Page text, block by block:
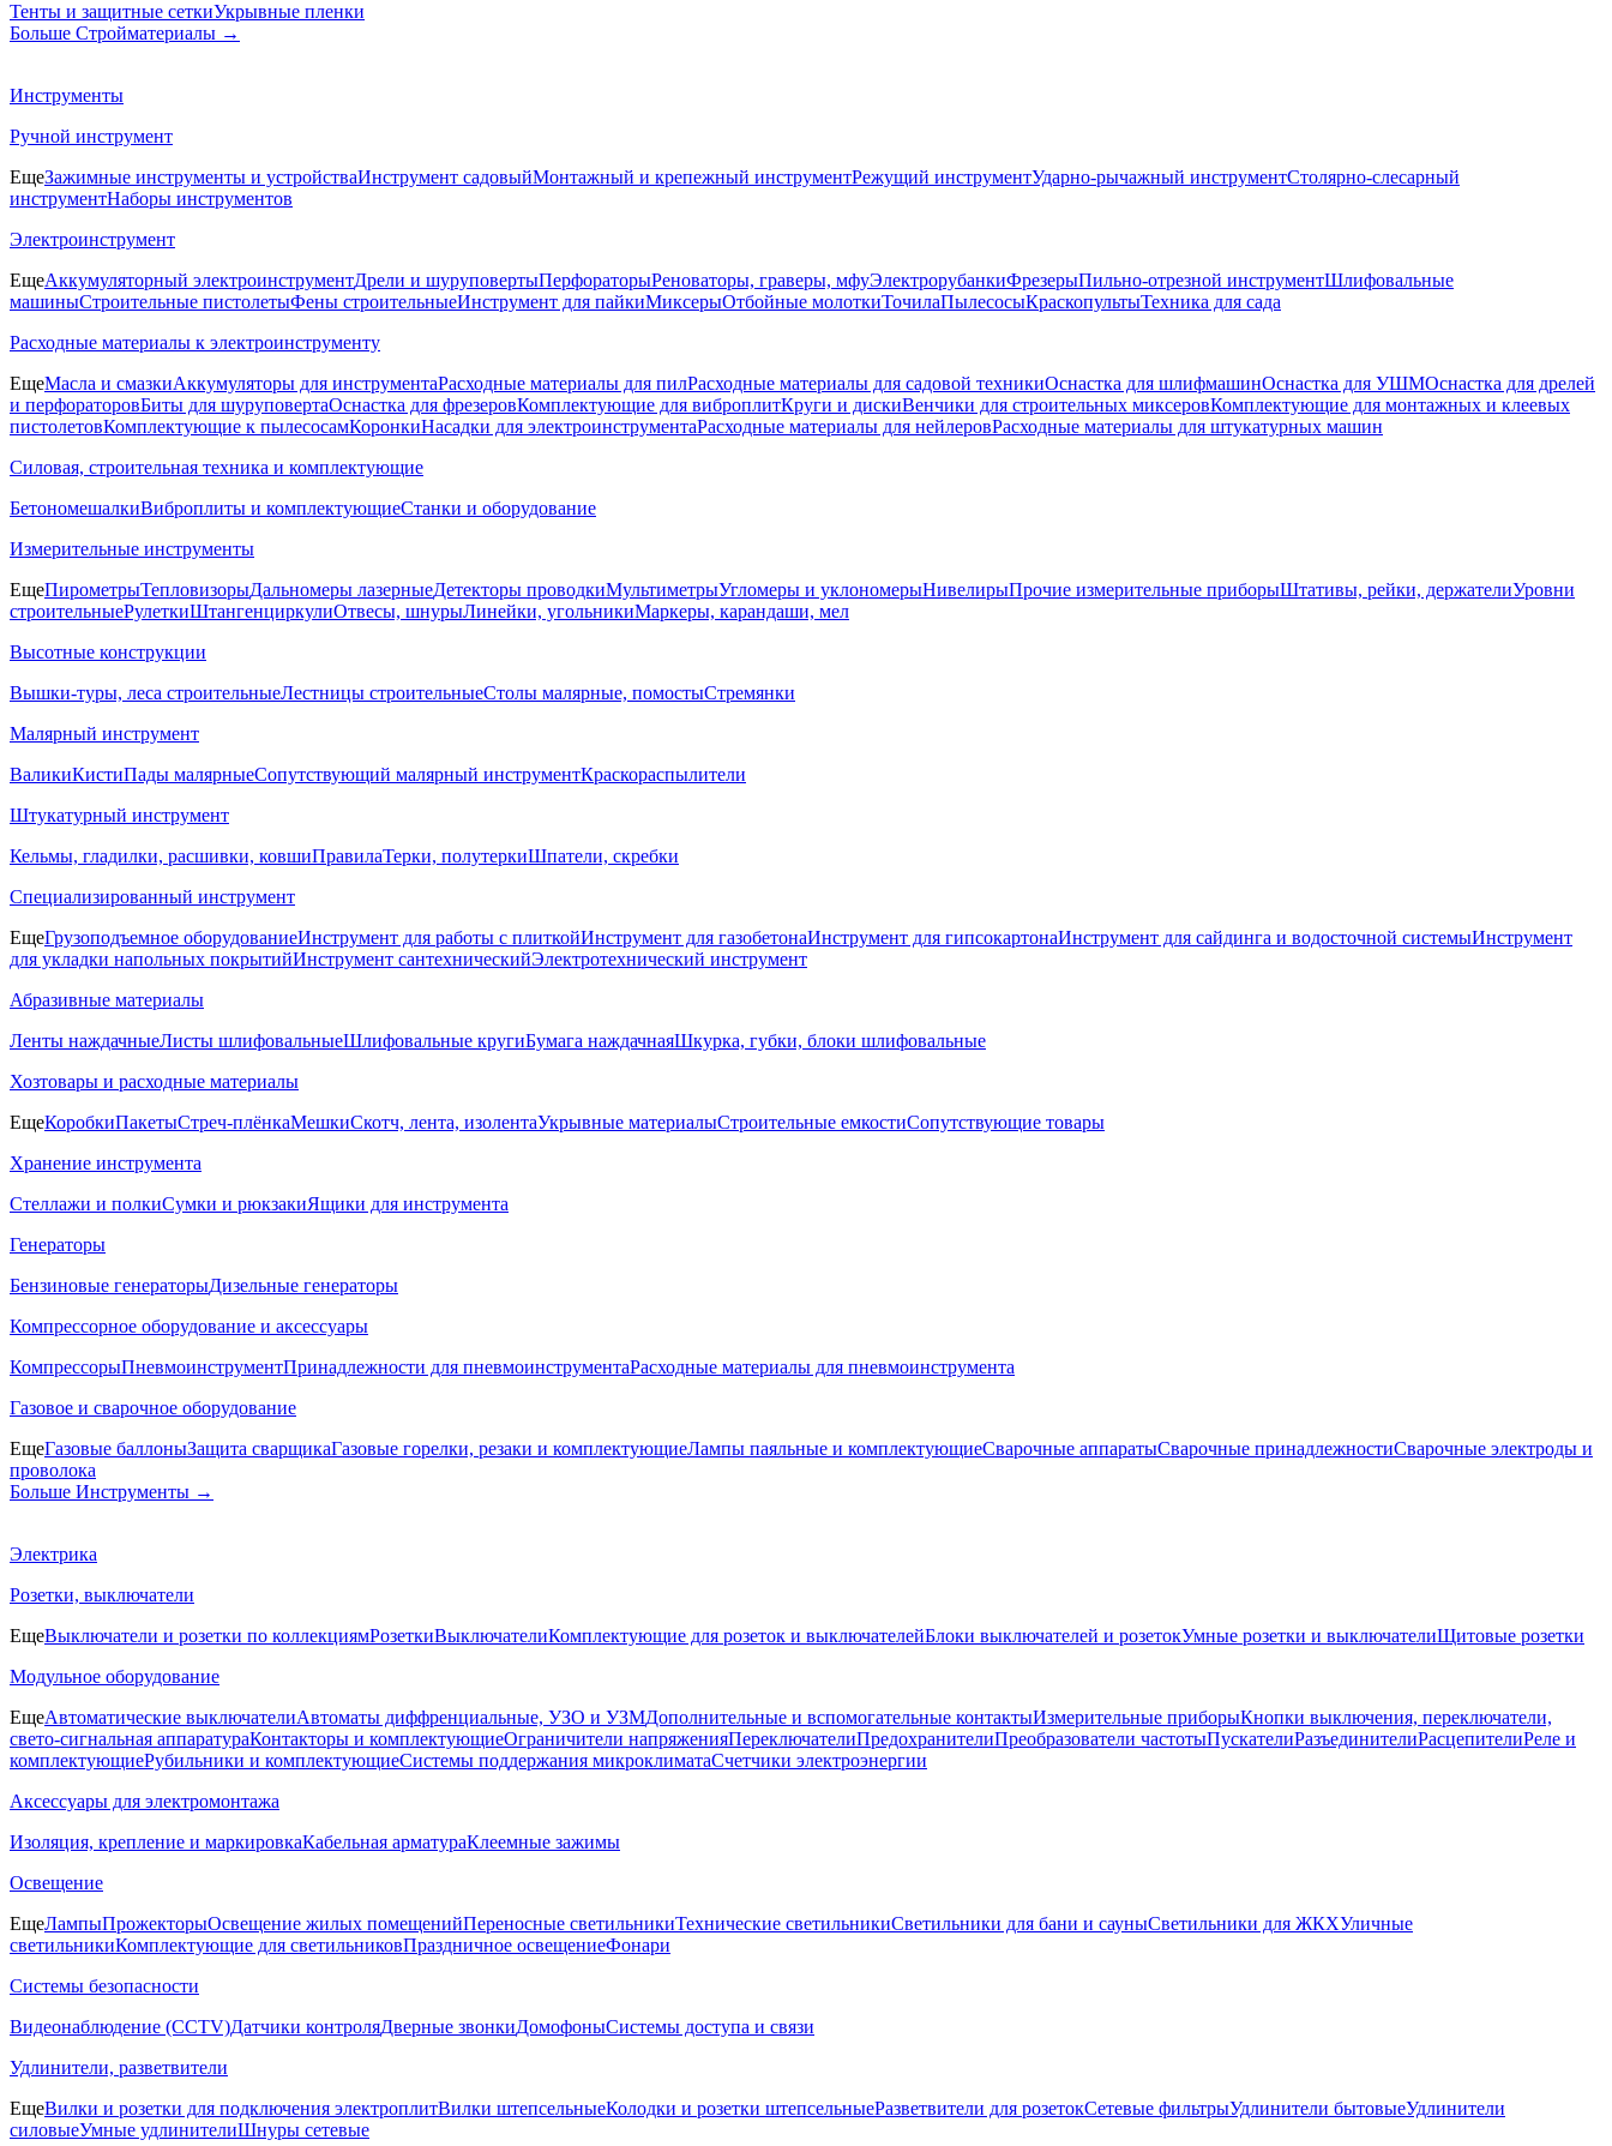
Тенты и защитные сеткиУкрывные пленки
Больше Стройматериалы →
Инструменты
Ручной инструмент
ЕщеЗажимные инструменты и устройстваИнструмент садовыйМонтажный и крепежный инструментРежущий инструментУдарно-рычажный инструментСтолярно-слесарный
инструментНаборы инструментов
Электроинструмент
ЕщеАккумуляторный электроинструментДрели и шуруповертыПерфораторыРеноваторы, граверы, мфуЭлектрорубанкиФрезерыПильно-отрезной инструментШлифовальные
машиныСтроительные пистолетыФены строительныеИнструмент для пайкиМиксерыОтбойные молоткиТочилаПылесосыКраскопультыТехника для сада
Расходные материалы к электроинструменту
ЕщеМасла и смазкиАккумуляторы для инструментаРасходные материалы для пилРасходные материалы для садовой техникиОснастка для шлифмашинОснастка для УШМОснастка для дрелей
и перфораторовБиты для шуруповертаОснастка для фрезеровКомплектующие для виброплитКруги и дискиВенчики для строительных миксеровКомплектующие для монтажных и клеевых
пистолетовКомплектующие к пылесосамКоронкиНасадки для электроинструментаРасходные материалы для нейлеровРасходные материалы для штукатурных машин
Силовая, строительная техника и комплектующие
БетономешалкиВиброплиты и комплектующиеСтанки и оборудование
Измерительные инструменты
ЕщеПирометрыТепловизорыДальномеры лазерныеДетекторы проводкиМультиметрыУгломеры и уклономерыНивелирыПрочие измерительные приборыШтативы, рейки, держателиУровни
строительныеРулеткиШтангенциркулиОтвесы, шнурыЛинейки, угольникиМаркеры, карандаши, мел
Высотные конструкции
Вышки-туры, леса строительныеЛестницы строительныеСтолы малярные, помостыСтремянки
Малярный инструмент
ВаликиКистиПады малярныеСопутствующий малярный инструментКраскораспылители
Штукатурный инструмент
Кельмы, гладилки, расшивки, ковшиПравилаТерки, полутеркиШпатели, скребки
Специализированный инструмент
ЕщеГрузоподъемное оборудованиеИнструмент для работы с плиткойИнструмент для газобетонаИнструмент для гипсокартонаИнструмент для сайдинга и водосточной системыИнструмент
для укладки напольных покрытийИнструмент сантехническийЭлектротехнический инструмент
Абразивные материалы
Ленты наждачныеЛисты шлифовальныеШлифовальные кругиБумага наждачнаяШкурка, губки, блоки шлифовальные
Хозтовары и расходные материалы
ЕщеКоробкиПакетыСтреч-плёнкаМешкиСкотч, лента, изолентаУкрывные материалыСтроительные емкостиСопутствующие товары
Хранение инструмента
Стеллажи и полкиСумки и рюкзакиЯщики для инструмента
Генераторы
Бензиновые генераторыДизельные генераторы
Компрессорное оборудование и аксессуары
КомпрессорыПневмоинструментПринадлежности для пневмоинструментаРасходные материалы для пневмоинструмента
Газовое и сварочное оборудование
ЕщеГазовые баллоныЗащита сварщикаГазовые горелки, резаки и комплектующиеЛампы паяльные и комплектующиеСварочные аппаратыСварочные принадлежностиСварочные электроды и
проволока
Больше Инструменты →
Электрика
Розетки, выключатели
ЕщеВыключатели и розетки по коллекциямРозеткиВыключателиКомплектующие для розеток и выключателейБлоки выключателей и розетокУмные розетки и выключателиЩитовые розетки
Модульное оборудование
ЕщеАвтоматические выключателиАвтоматы диффренциальные, УЗО и УЗМДополнительные и вспомогательные контактыИзмерительные приборыКнопки выключения, переключатели,
свето-сигнальная аппаратураКонтакторы и комплектующиеОграничители напряженияПереключателиПредохранителиПреобразователи частотыПускателиРазъединителиРасцепителиРеле и
комплектующиеРубильники и комплектующиеСистемы поддержания микроклиматаСчетчики электроэнергии
Аксессуары для электромонтажа
Изоляция, крепление и маркировкаКабельная арматураКлеемные зажимы
Освещение
ЕщеЛампыПрожекторыОсвещение жилых помещенийПереносные светильникиТехнические светильникиСветильники для бани и сауныСветильники для ЖКХУличные
светильникиКомплектующие для светильниковПраздничное освещениеФонари
Системы безопасности
Видеонаблюдение (CCTV)Датчики контроляДверные звонкиДомофоныСистемы доступа и связи
Удлинители, разветвители
ЕщеВилки и розетки для подключения электроплитВилки штепсельныеКолодки и розетки штепсельныеРазветвители для розетокСетевые фильтрыУдлинители бытовыеУдлинители
силовыеУмные удлинителиШнуры сетевые